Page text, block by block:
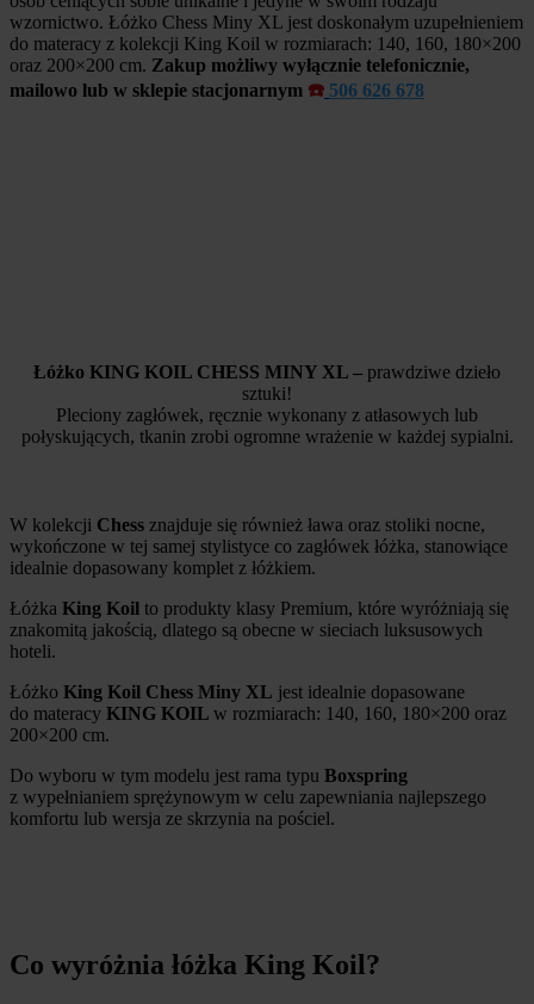
wzornictwo. Łóżko Chess Miny XL jest doskonałym uzupełnieniem
do materacy z kolekcji King Koil w rozmiarach: 140, 160, 180×200
oraz 200×200 cm. Zakup możliwy wyłącznie telefonicznie,
mailowo lub w sklepie stacjonarnym ☎️ 506 626 678
Łóżko KING KOIL CHESS MINY XL – prawdziwe dzieło
sztuki!
Pleciony zagłówek, ręcznie wykonany z atłasowych lub
połyskujących, tkanin zrobi ogromne wrażenie w każdej sypialni.
W kolekcji Chess znajduje się również ława oraz stoliki nocne,
wykończone w tej samej stylistyce co zagłówek łóżka, stanowiące
idealnie dopasowany komplet z łóżkiem.
Łóżka King Koil to produkty klasy Premium, które wyróżniają się
znakomitą jakością, dlatego są obecne w sieciach luksusowych
hoteli.
Łóżko King Koil Chess Miny XL jest idealnie dopasowane
do materacy KING KOIL w rozmiarach: 140, 160, 180×200 oraz
200×200 cm.
Do wyboru w tym modelu jest rama typu Boxspring
z wypełnianiem sprężynowym w celu zapewniania najlepszego
komfortu lub wersja ze skrzynia na pościel.
Co wyróżnia łóżka King Koil?